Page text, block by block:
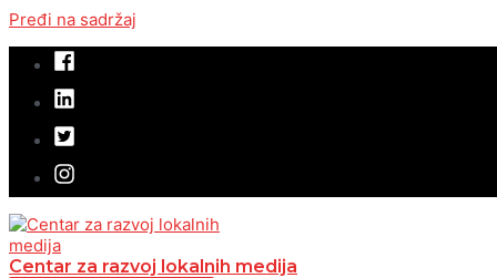
Pređi na sadržaj
Centar za razvoj lokalnih medija